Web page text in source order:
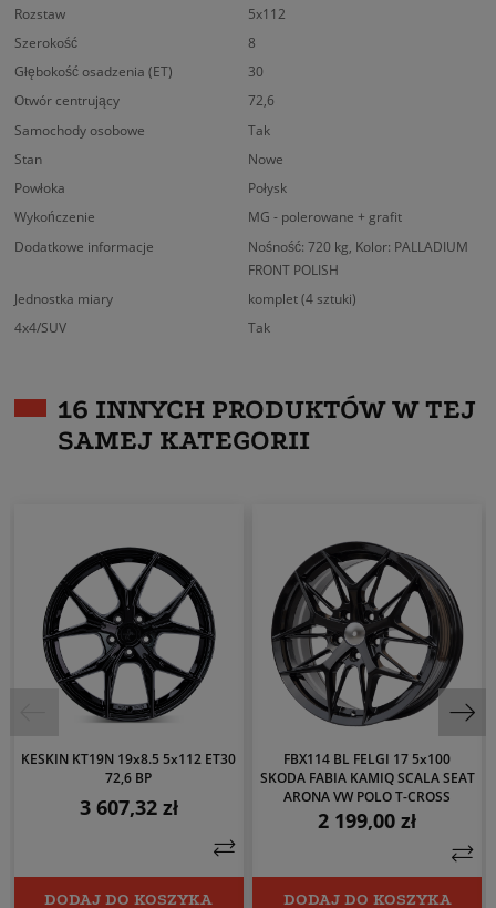
Rozstaw
5x112
Szerokość
8
Głębokość osadzenia (ET)
30
Otwór centrujący
72,6
Samochody osobowe
Tak
Stan
Nowe
Powłoka
Połysk
Wykończenie
MG - polerowane + grafit
Dodatkowe informacje
Nośność: 720 kg, Kolor: PALLADIUM
FRONT POLISH
Jednostka miary
komplet (4 sztuki)
4x4/SUV
Tak
16 INNYCH PRODUKTÓW W TEJ
SAMEJ KATEGORII
KESKIN KT19N 19x8.5 5x112 ET30
72,6 BP
Cena
3 607,32 zł
DODAJ DO KOSZYKA
FBX114 BL FELGI 17 5x100
SKODA FABIA KAMIQ SCALA SEAT
ARONA VW POLO T-CROSS
Cena
2 199,00 zł
DODAJ DO KOSZYKA